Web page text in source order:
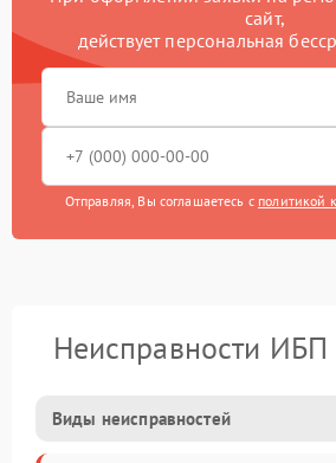
сайт,
действует персональная
Отправляя, Вы соглашаетесь с политикой
Неисправности ИБП
Виды неисправностей